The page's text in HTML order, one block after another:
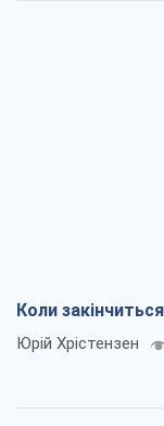
Коли
Юрій Хрістензен